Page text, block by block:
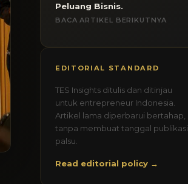
Peluang Bisnis.
BACA ARTIKEL BERIKUTNYA
EDITORIAL STANDARD
TES Insights ditulis dan ditinjau
untuk entrepreneur Indonesia.
Artikel lama diperbarui bertahap,
tanpa membuat tanggal publikasi
palsu.
Read editorial policy →